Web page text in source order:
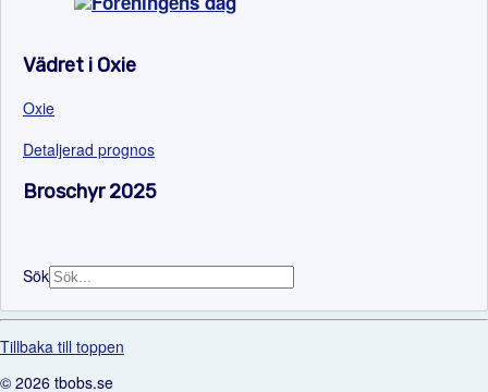
Vädret i Oxie
Oxie
Detaljerad prognos
Broschyr 2025
Sök
Tillbaka till toppen
© 2026 tbobs.se